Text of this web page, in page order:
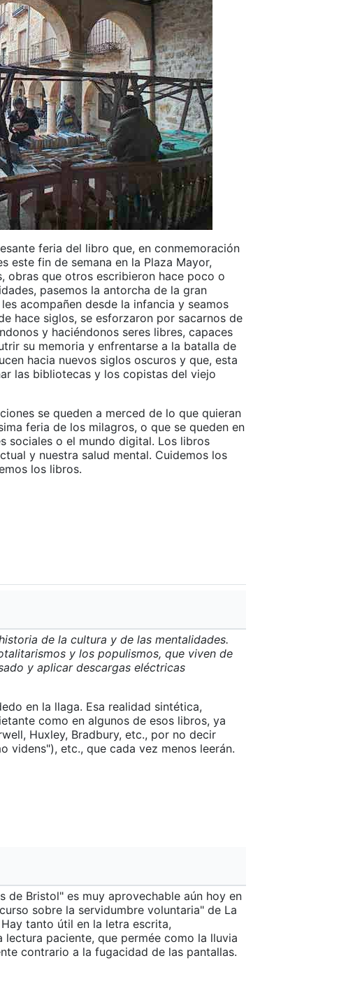
feria del libro que, en conmemoración
este fin de semana en la Plaza Mayor,
obras que otros escribieron hace poco o
pasemos la antorcha de la gran
acompañen desde la infancia y seamos
hace siglos, se esforzaron por sacarnos de
y haciéndonos seres libres, capaces
su memoria y enfrentarse a la batalla de
hacia nuevos siglos oscuros y que, esta
las bibliotecas y los copistas del viejo
se queden a merced de lo que quieran
feria de los milagros, o que se queden en
sociales o el mundo digital. Los libros
y nuestra salud mental. Cuidemos los
los libros.
de la cultura y de las mentalidades.
y los populismos, que viven de
y aplicar descargas eléctricas
en la llaga. Esa realidad sintética,
como en algunos de esos libros, ya
Huxley, Bradbury, etc., por no decir
videns"), etc., que cada vez menos leerán.
de Bristol" es muy aprovechable aún hoy en
sobre la servidumbre voluntaria" de La
tanto útil en la letra escrita,
lectura paciente, que permée como la lluvia
contrario a la fugacidad de las pantallas.